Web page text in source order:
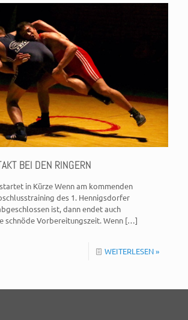
BEI DEN RINGERN
in Kürze Wenn am kommenden
des 1. Hennigsdorfer
ist, dann endet auch
schnöde Vorbereitungszeit. Wenn […]
WEITERLESEN »